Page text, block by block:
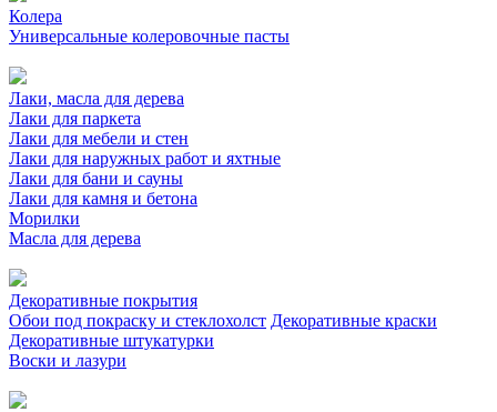
Колера
Универсальные колеровочные пасты
Лаки, масла для дерева
Лаки для паркета
Лаки для мебели и стен
Лаки для наружных работ и яхтные
Лаки для бани и сауны
Лаки для камня и бетона
Морилки
Масла для дерева
Декоративные покрытия
Обои под покраску и стеклохолст Декоративные краски
Декоративные штукатурки
Воски и лазури